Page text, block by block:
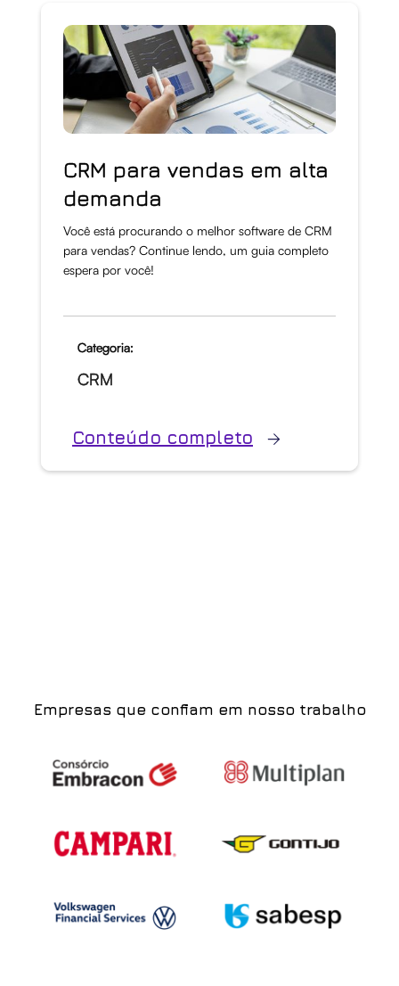
CRM para vendas em alta
demanda
Você está procurando o melhor software de CRM
para vendas? Continue lendo, um guia completo
espera por você!
Categoria:
CRM
Conteúdo completo
Empresas que confiam em nosso trabalho